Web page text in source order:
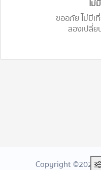
ไม่
ขออภัย ไม่มีเ
ลองเปลี่
Copyright ©2026